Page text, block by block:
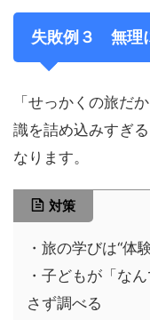
失敗例３ 無理
「せっかくの旅だ
識を詰め込みすぎ
なります。
対策
・旅の学びは“体
・子どもが「な
さず調べる